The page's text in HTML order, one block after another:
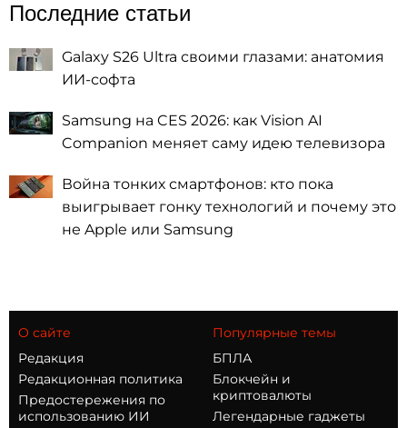
Последние статьи
Galaxy S26 Ultra своими глазами: анатомия
ИИ-софта
Samsung на CES 2026: как Vision AI
Companion меняет саму идею телевизора
Война тонких смартфонов: кто пока
выигрывает гонку технологий и почему это
не Apple или Samsung
О сайте
Редакция
Редакционная политика
Предостережения по
использованию ИИ
Популярные темы
БПЛА
Блокчейн и
криптовалюты
Легендарные гаджеты